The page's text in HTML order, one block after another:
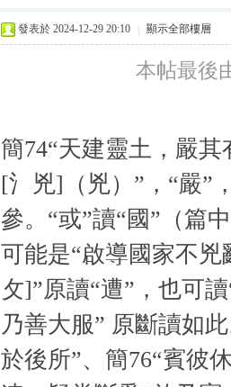
發表於 2024-12-29 20:10 顯示全部樓層
本帖最後
簡74“天建靈土，嚴
[氵兇]（兇）”，“嚴”
參。“或”讀“國”（篇
可能是“啟導國家不
攵]”原讀“遭”，也可
乃善大服” 原斷讀如
於後所”、簡76“賓彼